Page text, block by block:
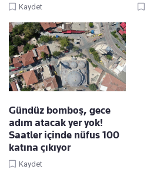
Kaydet
Gündüz bomboş, gece
adım atacak yer yok!
Saatler içinde nüfus 100
katına çıkıyor
Kaydet